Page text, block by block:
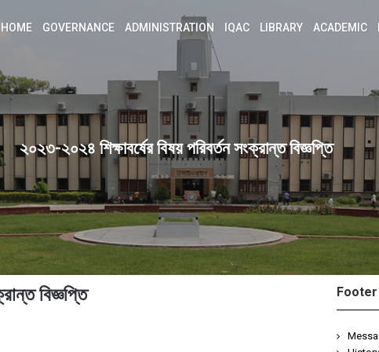
HOME GOVERNANCE ADMINISTRATION IQAC LIBRARY ACADEMIC
২০২৩-২০২৪ শিক্ষাবর্ষের বিষয় পরিবর্তন সংক্রান্ত বিজ্ঞপ্তি
বিজ্ঞপ্তি